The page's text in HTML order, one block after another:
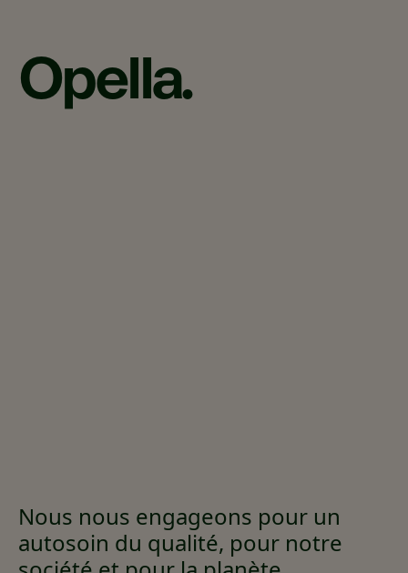
Opella.
Nous nous engageons pour un
autosoin du qualité, pour notre